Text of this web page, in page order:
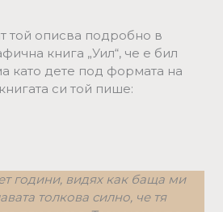
той описва подробно в
книга „Уил“, че е бил
като дете под формата на
си той пише:
години, видях как баща ми
толкова силно, че тя